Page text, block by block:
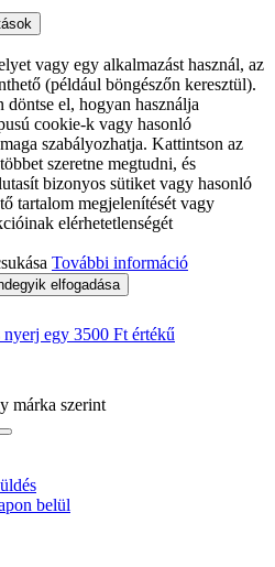
vagy egy alkalmazást használ, az
(például böngészőn keresztül).
el, hogyan használja
cookie-k vagy hasonló
szabályozhatja. Kattintson az
szeretne megtudni, és
bizonyos sütiket vagy hasonló
tartalom megjelenítését vagy
elérhetetlenségét
További információ
elfogadása
nyerj egy 3500 Ft értékű
márka szerint
belül